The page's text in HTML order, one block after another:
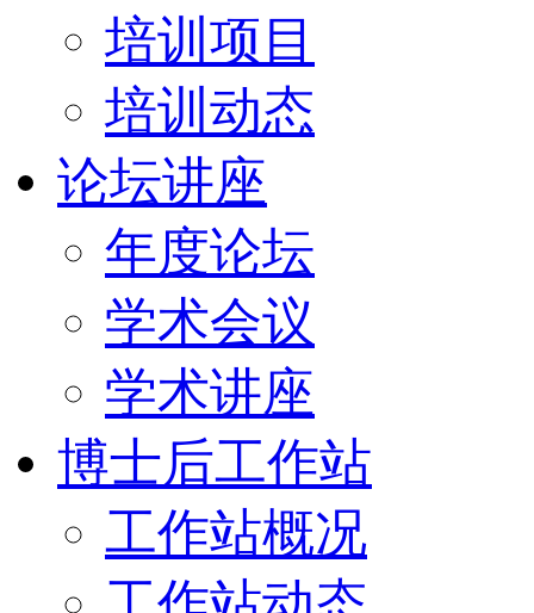
培训项目
培训动态
论坛讲座
年度论坛
学术会议
学术讲座
博士后工作站
工作站概况